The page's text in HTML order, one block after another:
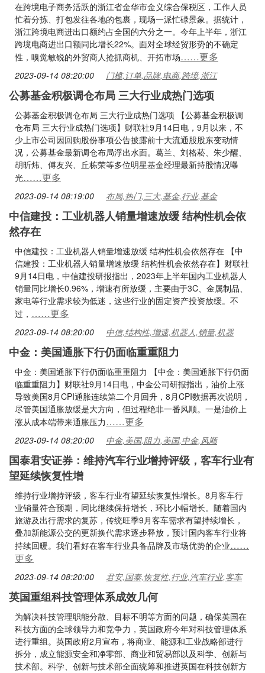
在跨境电子商务活跃的浙江省金华市金义综合保税区，工作人员
忙着分拣、打包发往各地的包裹，现场一派忙碌景象。据统计，
浙江跨境电商进出口额约占全国的六分之一。今年上半年，浙江
跨境电商进出口额同比增长22%。面对全球经贸形势的不确定
性，嗅觉敏锐的外贸商人抢抓商机、开拓市场……更多
2023-09-14 08:20:00 门槛,订单,品牌,电商,跨境,浙江
公募基金积极调仓布局 三大行业成热门选项
公募基金积极调仓布局 三大行业成热门选项 【公募基金积极调
仓布局 三大行业成热门选项】财联社9月14日电，9月以来，不
少上市公司因回购股份事项公告披露前十大流通股股东变动情
况，公募基金最新调仓布局浮出水面。葛兰、刘格菘、朱少醒、
胡昕炜、傅友兴、丘栋荣等多位明星基金经理最新持股情况曝
光……更多
2023-09-14 08:19:00 布局,热门,三大,基金,行业,基金
中信建投：工业机器人销量增速放缓 结构性机会依
然存在
中信建投：工业机器人销量增速放缓 结构性机会依然存在 【中
信建投：工业机器人销量增速放缓 结构性机会依然存在】财联社
9月14日电，中信建投研报指出，2023年上半年国内工业机器人
销量同比增长0.96%，增速有所放缓，主要由于3C、金属制品、
家电等行业需求较为低迷，这些行业的固定资产投资放缓。不
过， ……更多
2023-09-14 08:20:00 中信,结构性,增速,机器人,销量,机器
中金：美国通胀下行仍面临重重阻力
中金：美国通胀下行仍面临重重阻力 【中金：美国通胀下行仍面
临重重阻力】财联社9月14日电，中金公司研报指出，油价上涨
导致美国8月CPI通胀连续第二个月回升，8月CPI数据再次说明，
尽管美国通胀放缓是大方向，但过程绝非一番风顺。一是油价上
涨从成本端带来通胀压力……更多
2023-09-14 08:20:00 中金,美国,阻力,美国,中金,风顺
国泰君安证券：维持汽车行业增持评级，客车行业有
望延续恢复性增
维持行业增持评级，客车行业有望延续恢复性增长。8月客车行
业销量符合预期，同比继续保持增长，环比小幅增长。随着国内
旅游及出行需求的复苏，传统旺季9月客车需求有望持续增长，
叠加新能源公交的更新换代需求逐步释放，预计国内客车行业将
持续回暖。我们看好在客车行业具备品牌及市场优势的企业……
更多
2023-09-14 08:20:00 君安,国泰,恢复性,行业,汽车行业,客车
英国重组科技管理体系成效几何
为解决科技管理职能分散、目标不明等方面的问题，确保英国在
科技方面的全球领导力和竞争力，英国政府今年对科技管理体系
进行重组。英国政府2月宣布，将商业、能源和工业战略部进行
拆分，成立能源安全和净零部、商业和贸易部以及科学、创新与
技术部。科学、创新与技术部全面统筹和推进英国在科技创新方